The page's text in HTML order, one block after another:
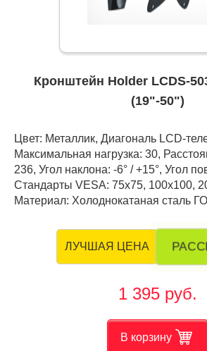
Кронштейн Holder LCDS-
(19"-50")
Цвет: Металлик, Диагональ LCD-
Максимальная нагрузка: 30,
236, Угол наклона: -6° / +15°, Угол
Стандарты VESA: 75x75, 100x100,
Материал: Холоднокатаная сталь
ЛУЧШАЯ ЦЕНА
1 395 руб.
В корзину